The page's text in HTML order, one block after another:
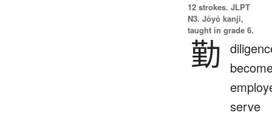
12 strokes. JLPT
N3. Jōyō kanji,
taught in grade 6.
勤
serve